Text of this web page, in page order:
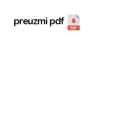
preuzmi pdf